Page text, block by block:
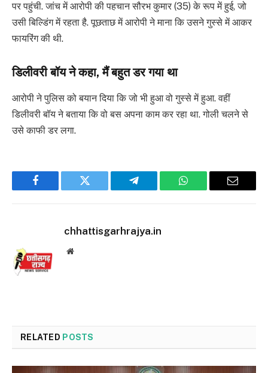
पर पहुंची. जांच में आरोपी की पहचान सौरभ कुमार (35) के रूप में हुई, जो
उसी बिल्डिंग में रहता है. पूछताछ में आरोपी ने माना कि उसने गुस्से में आकर
फायरिंग की थी.
डिलीवरी बॉय ने कहा, मैं बहुत डर गया था
आरोपी ने पुलिस को बयान दिया कि जो भी हुआ वो गुस्से में हुआ. वहीं
डिलीवरी बॉय ने बताया कि वो बस अपना काम कर रहा था. गोली चलने से
उसे काफी डर लगा.
Facebook Twitter Telegram WhatsApp Email
chhattisgarhrajya.in
Website
RELATED POSTS